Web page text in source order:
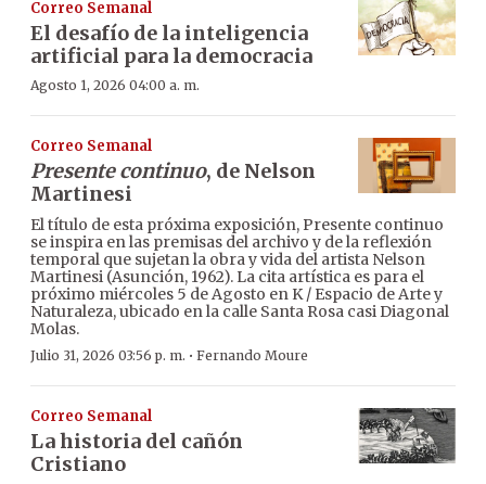
Correo Semanal
El desafío de la inteligencia
artificial para la democracia
Agosto 1, 2026 04:00 a. m.
Correo Semanal
Presente continuo, de Nelson
Martinesi
El título de esta próxima exposición, Presente continuo
se inspira en las premisas del archivo y de la reflexión
temporal que sujetan la obra y vida del artista Nelson
Martinesi (Asunción, 1962). La cita artística es para el
próximo miércoles 5 de Agosto en K / Espacio de Arte y
Naturaleza, ubicado en la calle Santa Rosa casi Diagonal
Molas.
Julio 31, 2026 03:56 p. m. · Fernando Moure
Correo Semanal
La historia del cañón
Cristiano